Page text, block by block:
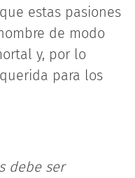
estas pasiones
de modo
y, por lo
para los
debe ser